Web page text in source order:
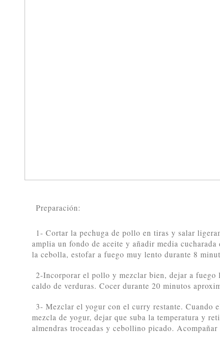
Preparación:
1- Cortar la pechuga de pollo en tiras y salar
amplia un fondo de aceite y añadir media
la cebolla, estofar a fuego muy lento durante 8
2-Incorporar el pollo y mezclar bien, dejar a fuego
caldo de verduras. Cocer durante 20 minutos
3- Mezclar el yogur con el curry restante. Cuando
mezcla de yogur, dejar que suba la temperatura y
almendras troceadas y cebollino picado.